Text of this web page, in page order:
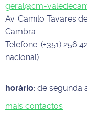
geral@cm-
Av. Camilo Tavares
Cambra
Telefone: (+351) 256
nacional)
horário: de segunda
mais contactos